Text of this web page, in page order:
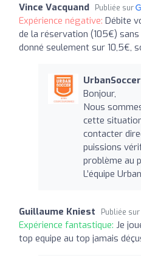
Vince Vacquand Publiée sur
Expérience négative: Débite
de la réservation (105€)
donné seulement sur 10,5€,
Bonjour,
Nous
cette
contacter
puissions
problème au
L’équipe
Guillaume Kniest Publiée sur
Expérience fantastique: Je
top equipe au top jamais